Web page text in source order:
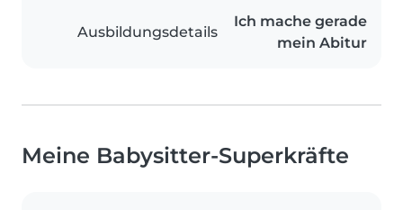
Ausbildungsdetails
Ich mache gerade
mein Abitur
Meine Babysitter-Superkräfte